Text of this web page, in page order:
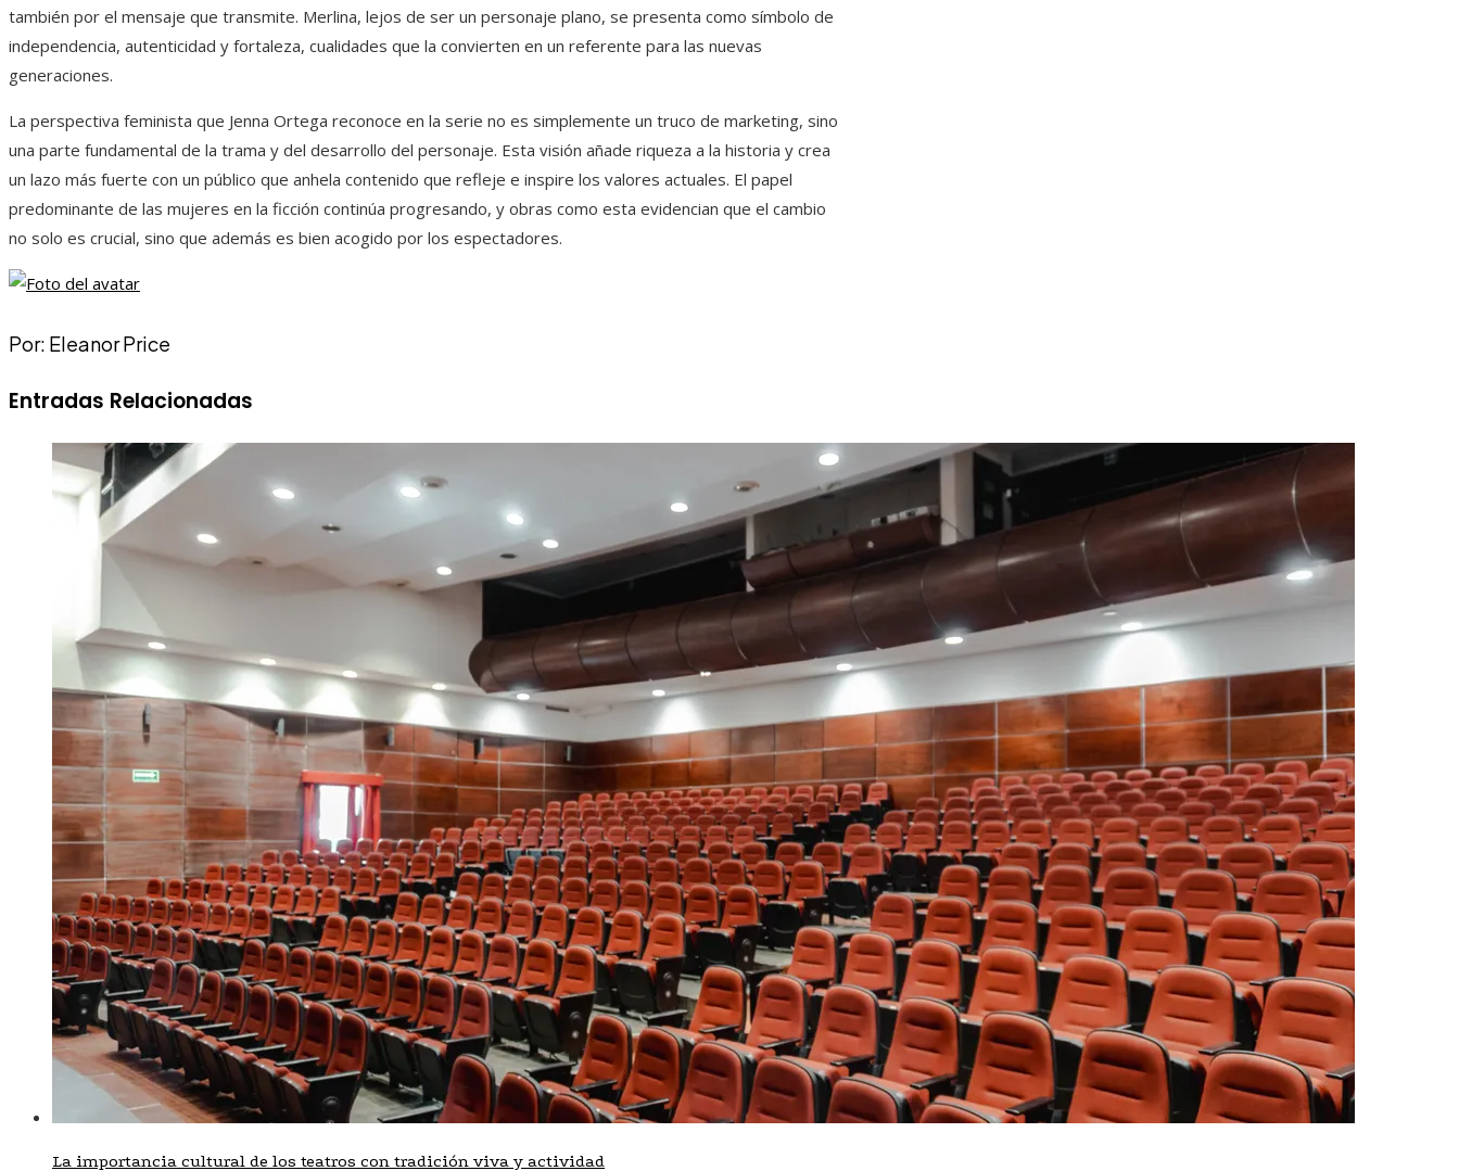
también por el mensaje que transmite. Merlina, lejos de ser un personaje plano, se presenta como símbolo de
independencia, autenticidad y fortaleza, cualidades que la convierten en un referente para las nuevas
generaciones.
La perspectiva feminista que Jenna Ortega reconoce en la serie no es simplemente un truco de marketing, sino
una parte fundamental de la trama y del desarrollo del personaje. Esta visión añade riqueza a la historia y crea
un lazo más fuerte con un público que anhela contenido que refleje e inspire los valores actuales. El papel
predominante de las mujeres en la ficción continúa progresando, y obras como esta evidencian que el cambio
no solo es crucial, sino que además es bien acogido por los espectadores.
Por: Eleanor Price
Entradas Relacionadas
La importancia cultural de los teatros con tradición viva y actividad